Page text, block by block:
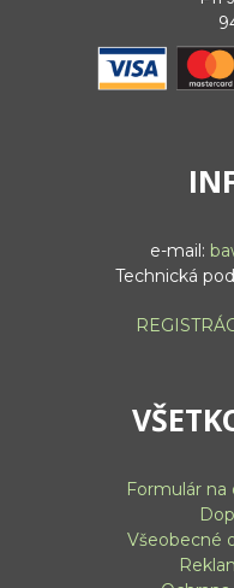
e-mail:
Technická
Formulár
Všeobecné